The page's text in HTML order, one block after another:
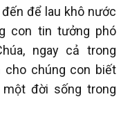
để lau khô nước
con tin tưởng phó
ngay cả trong
cho chúng con biết
đời sống trong